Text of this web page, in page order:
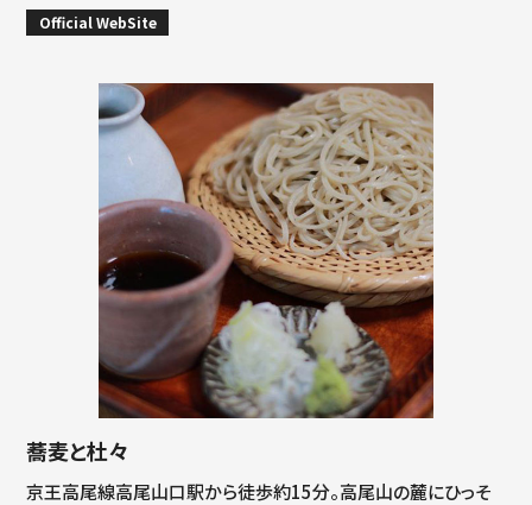
Official WebSite
蕎麦と杜々
京王高尾線高尾山口駅から徒歩約15分。高尾山の麓にひっそ